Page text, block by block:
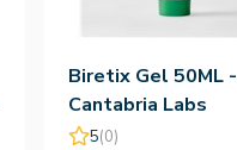
Biretix Gel 50ML -
Cantabria Labs
5(0)